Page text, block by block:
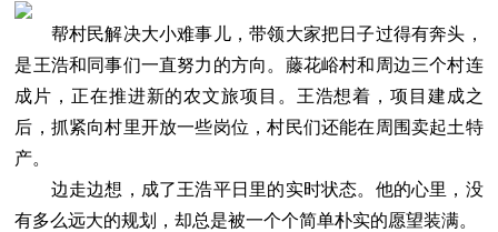
帮村民解决大小难事儿，带领大家把日子过得有奔头，
是王浩和同事们一直努力的方向。藤花峪村和周边三个村连
成片，正在推进新的农文旅项目。王浩想着，项目建成之
后，抓紧向村里开放一些岗位，村民们还能在周围卖起土特
产。
边走边想，成了王浩平日里的实时状态。他的心里，没
有多么远大的规划，却总是被一个个简单朴实的愿望装满。